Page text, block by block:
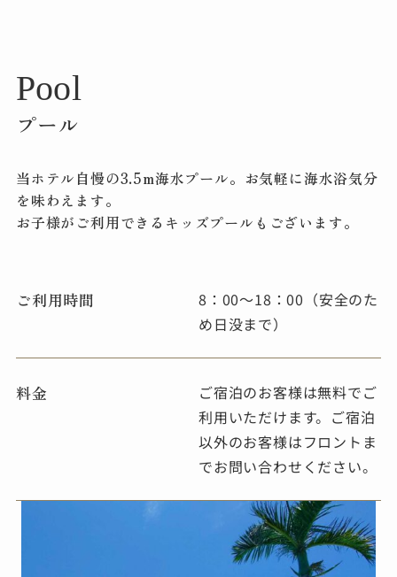
Pool
プール
当ホテル自慢の3.5m海水プール。お気軽に海水浴気分
を味わえます。
お子様がご利用できるキッズプールもございます。
ご利用時間
8：00～18：00（安全のた
め日没まで）
料金
ご宿泊のお客様は無料でご
利用いただけます。ご宿泊
以外のお客様はフロントま
でお問い合わせください。